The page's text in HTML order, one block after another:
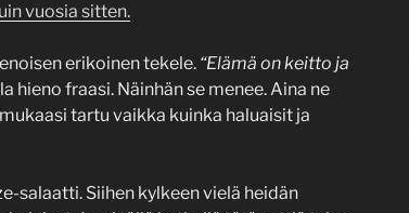
vuosia sitten.
erikoinen tekele. “Elämä on keitto ja
hieno fraasi. Näinhän se menee. Aina ne
tartu vaikka kuinka haluaisit ja
salaatti. Siihen kylkeen vielä heidän